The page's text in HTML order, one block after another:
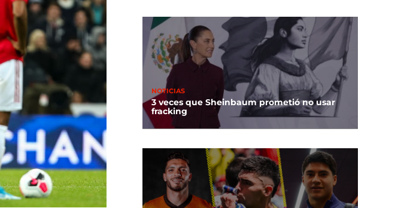
NOTICIAS
3 veces que Sheinbaum prometió no usar
fracking